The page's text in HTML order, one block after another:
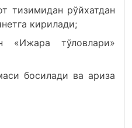
тизимидан рўйхатдан
кирилади;
«Ижара тўловлари»
босилади ва ариза